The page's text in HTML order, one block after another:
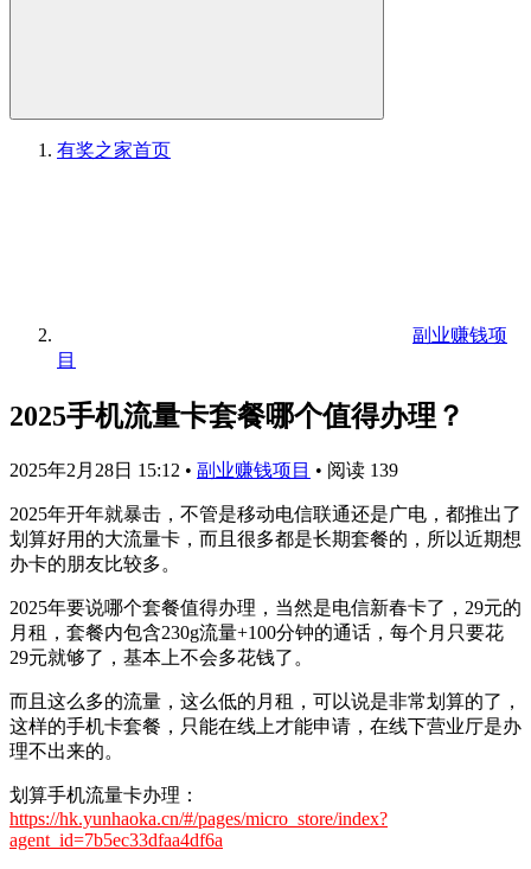
有奖之家首页
副业赚钱项
目
2025手机流量卡套餐哪个值得办理？
2025年2月28日 15:12 • 副业赚钱项目 • 阅读 139
2025年开年就暴击，不管是移动电信联通还是广电，都推出了
划算好用的大流量卡，而且很多都是长期套餐的，所以近期想
办卡的朋友比较多。
2025年要说哪个套餐值得办理，当然是电信新春卡了，29元的
月租，套餐内包含230g流量+100分钟的通话，每个月只要花
29元就够了，基本上不会多花钱了。
而且这么多的流量，这么低的月租，可以说是非常划算的了，
这样的手机卡套餐，只能在线上才能申请，在线下营业厅是办
理不出来的。
划算手机流量卡办理：
https://hk.yunhaoka.cn/#/pages/micro_store/index?
agent_id=7b5ec33dfaa4df6a